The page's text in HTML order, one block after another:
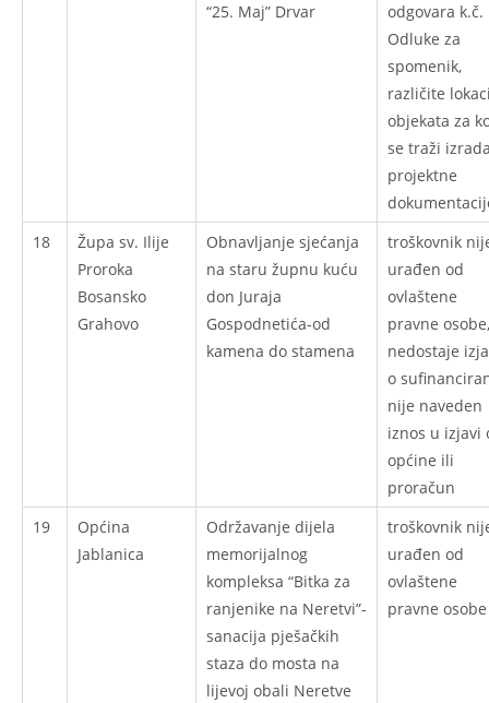
“25. Maj” Drvar
odgovara k.č.
Odluke za
spomenik,
različite
objekata za
se traži
projektne
18
Župa sv. Ilije
Proroka
Bosansko
Grahovo
Obnavljanje sjećanja
na staru župnu kuću
don Juraja
Gospodnetića-od
kamena do stamena
troškovnik
urađen od
ovlaštene
pravne osobe,
nedostaje
o
nije naveden
iznos u izjavi
općine ili
proračun
19
Općina
Jablanica
Održavanje dijela
memorijalnog
kompleksa “Bitka za
ranjenike na Neretvi”-
sanacija pješačkih
staza do mosta na
lijevoj obali Neretve
troškovnik
urađen od
ovlaštene
pravne osobe